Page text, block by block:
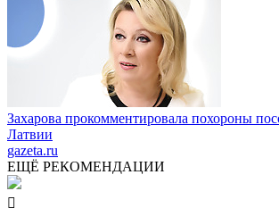
Захарова прокомментировала похороны
Латвии
gazeta.ru
ЕЩЁ РЕКОМЕНДАЦИИ
